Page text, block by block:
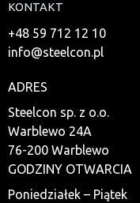
KONTAKT
+48 59 712 12 10
info@steelcon.pl
ADRES
Steelcon sp. z o.o.
Warblewo 24A
76-200 Warblewo
GODZINY OTWARCIA
Poniedziałek – Piątek